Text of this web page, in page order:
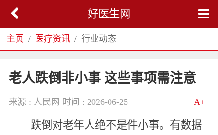
好医生网
主页 医疗资讯 行业动态
老人跌倒非小事 这些事项需注意
来源 : 人民网 时间 : 2026-06-25 A+
跌倒对老年人绝不是件小事。有数据